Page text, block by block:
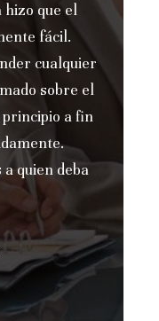
que el
fácil.
cualquier
sobre el
principio a fin
quien deba